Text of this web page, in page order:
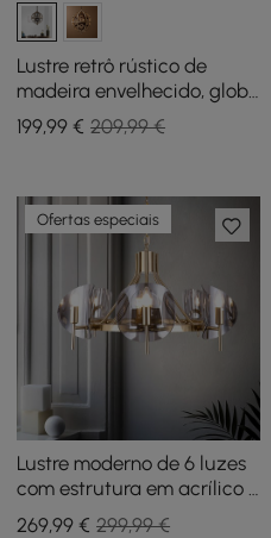
Lustre retrô rústico de
madeira envelhecido, globo
de metal, orb, cristal, de 3
luzes, pequeno
199,99 € 209,99 €
Ofertas especiais
Lustre moderno de 6 luzes
com estrutura em acrílico e
aço
269,99 € 299,99 €